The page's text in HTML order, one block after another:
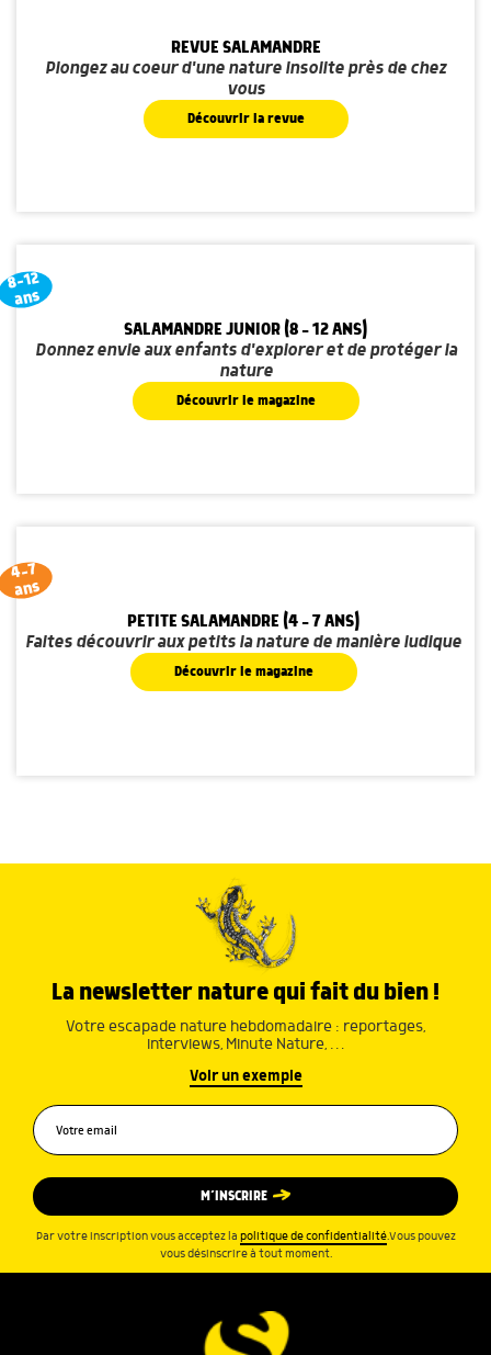
REVUE SALAMANDRE
Plongez au coeur d'une nature insolite près de chez
vous
Découvrir la revue
8-12
ans
SALAMANDRE JUNIOR (8 - 12 ANS)
Donnez envie aux enfants d'explorer et de protéger la
nature
Découvrir le magazine
4-7
ans
PETITE SALAMANDRE (4 - 7 ANS)
Faites découvrir aux petits la nature de manière ludique
Découvrir le magazine
La newsletter nature qui fait du bien !
Votre escapade nature hebdomadaire : reportages,
interviews, Minute Nature, …
Voir un exemple
M’INSCRIRE
Par votre inscription vous acceptez la politique de confidentialité.Vous pouvez
vous désinscrire à tout moment.